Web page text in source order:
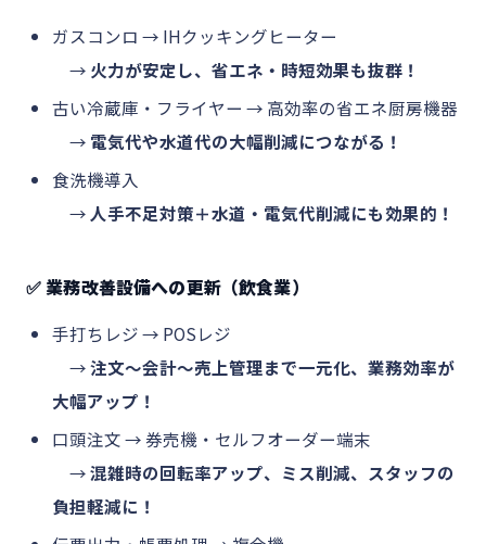
ガスコンロ → IHクッキングヒーター
→ 火力が安定し、省エネ・時短効果も抜群！
古い冷蔵庫・フライヤー → 高効率の省エネ厨房機器
→ 電気代や水道代の大幅削減につながる！
食洗機導入
→ 人手不足対策＋水道・電気代削減にも効果的！
✅ 業務改善設備への更新（飲食業）
手打ちレジ → POSレジ
→注文〜会計〜売上管理まで一元化、業務効率が
大幅アップ！
口頭注文 → 券売機・セルフオーダー端末
→混雑時の回転率アップ、ミス削減、スタッフの
負担軽減に！